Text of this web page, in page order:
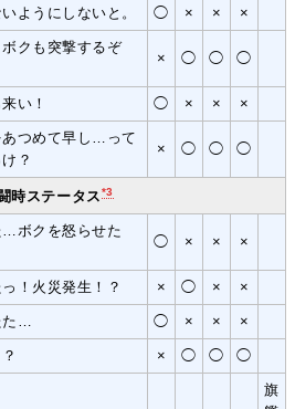
ようにしないと。 ◯ × × ×
ボクも突撃するぞ
× ◯ ◯ ◯
い！ ◯ × × ×
あつめて早し…って
？
× ◯ ◯ ◯
時ステータス*3
…ボクを怒らせた
◯ × × ×
！火災発生！？ × ◯ × ×
… ◯ × × ×
× ◯ ◯ ◯
旗